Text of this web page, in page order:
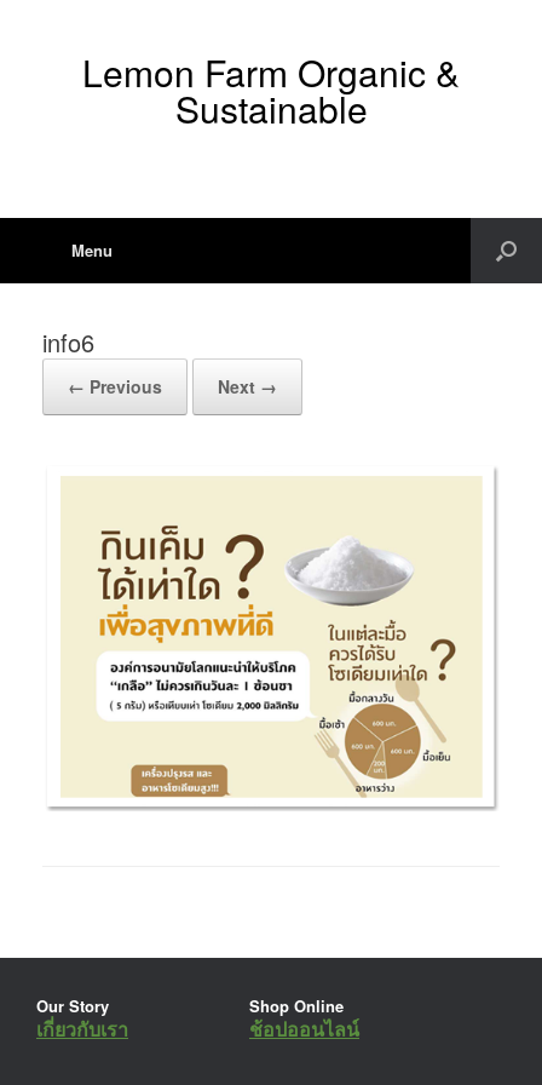
Lemon Farm Organic &
Sustainable
Menu
info6
← Previous Next →
Our Story
เกี่ยวกับเรา
Shop Online
ช้อปออนไลน์